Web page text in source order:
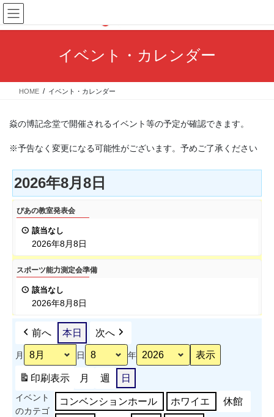
コ
ン
テ
ス
ナ
ビ
ゲ
ン
イベント・カレンダー
HOME イベント・カレンダー
焱の博記念堂で開催されるイベント等の予定が確認できます。
※予告なく変更になる可能性がございます。予めご了承ください
2026年8月8日
ぴ
あ
室
発
ぴあの教室発表会
該当なし
2026年8月8日
ス
ポ
定
備
スポーツ能力測定会準備
該当なし
2026年8月8日
前へ 本日 次へ
月 日 年
印刷表示 月 週 日
イベント
のカテゴ
コンベンションホール ホワイエ 休館